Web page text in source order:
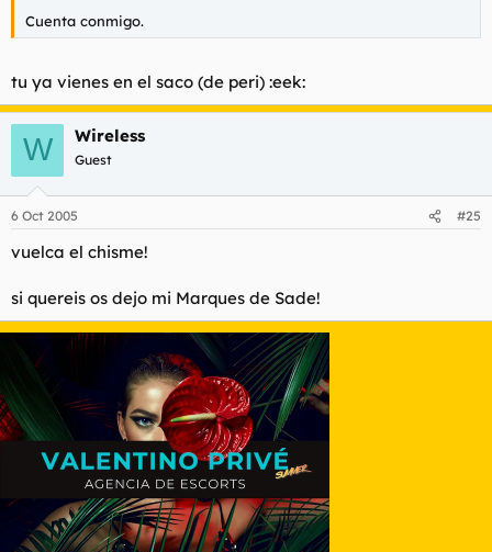
Cuenta conmigo.
tu ya vienes en el saco (de peri) :eek:
W Wireless
Guest
6 Oct 2005 #25
vuelca el chisme!
si quereis os dejo mi Marques de Sade!